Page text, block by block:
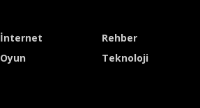
İnternet
Oyun
Rehber
Teknoloji